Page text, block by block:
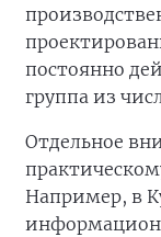
постоянно
группа из
Отдельное
Например, в